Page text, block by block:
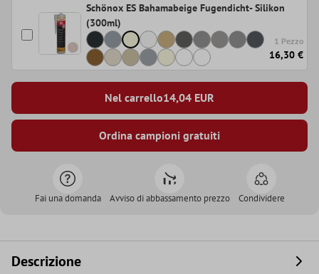
Schönox ES Bahamabeige Fugendicht- Silikon
(300ml)
1 Pezzo
16,30 €
Nel carrello14,04 EUR
Ordina campioni gratuiti
Fai una domanda Avviso di abbassamento prezzo Condividere
Descrizione